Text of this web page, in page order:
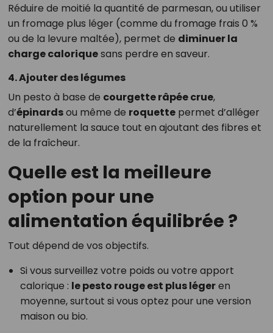
Réduire de moitié la quantité de parmesan, ou utiliser
un fromage plus léger (comme du fromage frais 0 %
ou de la levure maltée), permet de diminuer la
charge caloriquesans perdre en saveur.
4. Ajouter des légumes
Un pesto à base de courgette râpée crue,
d’épinardsou même de roquettepermet d’alléger
naturellement la sauce tout en ajoutant des fibres et
de la fraîcheur.
Quelle est la meilleure
option pour une
alimentation équilibrée ?
Tout dépend de vos objectifs.
Si vous surveillez votre poids ou votre apport
calorique : le pesto rouge est plus légeren
moyenne, surtout si vous optez pour une version
maison ou bio.